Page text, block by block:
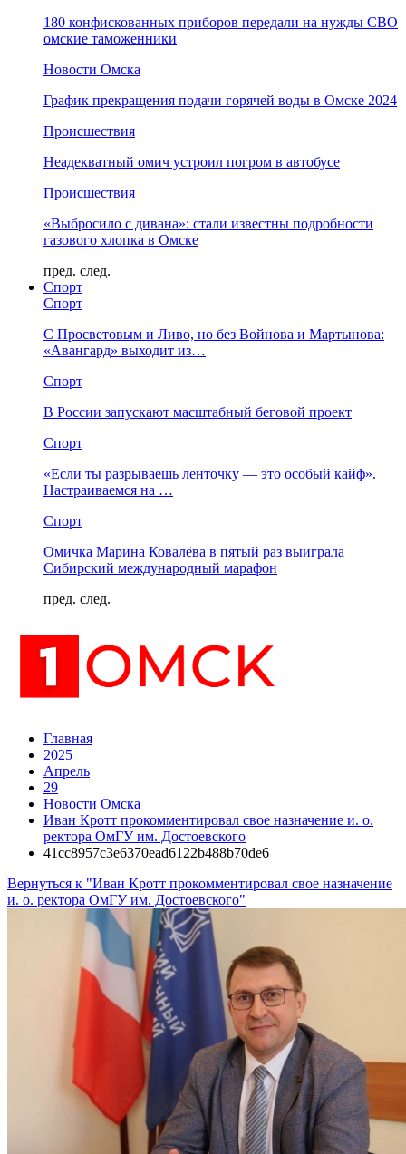
180 конфискованных приборов передали на нужды СВО
омские таможенники
Новости Омска
График прекращения подачи горячей воды в Омске 2024
Происшествия
Неадекватный омич устроил погром в автобусе
Происшествия
«Выбросило с дивана»: стали известны подробности
газового хлопка в Омске
пред. след.
Спорт
Спорт
С Просветовым и Ливо, но без Войнова и Мартынова:
«Авангард» выходит из…
Спорт
В России запускают масштабный беговой проект
Спорт
«Если ты разрываешь ленточку — это особый кайф».
Настраиваемся на …
Спорт
Омичка Марина Ковалёва в пятый раз выиграла
Сибирский международный марафон
пред. след.
Главная
2025
Апрель
29
Новости Омска
Иван Кротт прокомментировал свое назначение и. о.
ректора ОмГУ им. Достоевского
41cc8957c3e6370ead6122b488b70de6
Вернуться к "Иван Кротт прокомментировал свое назначение
и. о. ректора ОмГУ им. Достоевского"